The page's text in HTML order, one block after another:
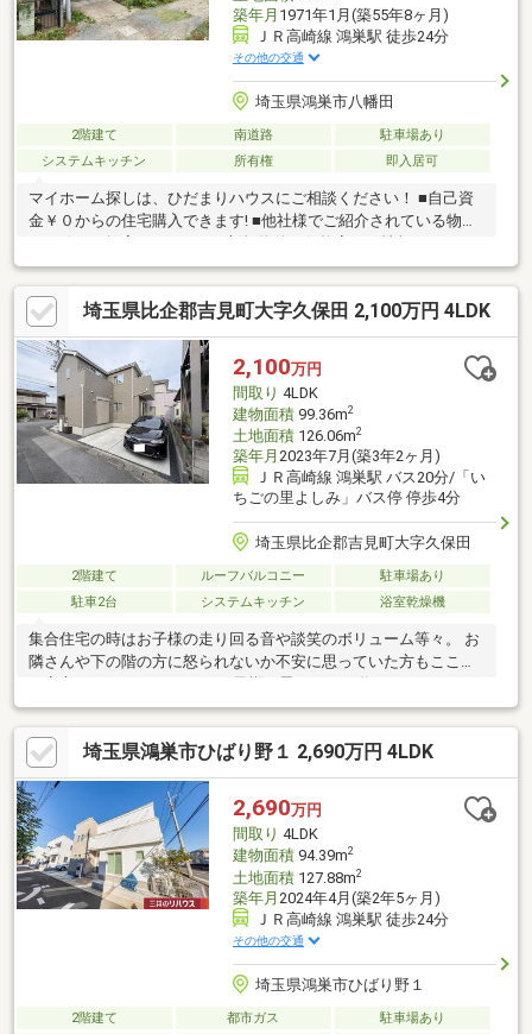
築年月 1971年1月(築55年8ヶ月)
ＪＲ高崎線 鴻巣駅 徒歩24分
その他の交通
埼玉県鴻巣市八幡田
2階建て 南道路
駐車場あり
システムキッチン
所有権 即入居可
マイホーム探しは、ひだまりハウスにご相談ください！ ■自己資
金￥０からの住宅購入できます! ■他社様でご紹介されている物件
スピーディーです。 ■インターネット非公開の物件もご紹介可能
です。 ■ご希望の方にはメールでのやりとりだけで大丈夫です。
■お忙しいときは現地待合せ＆現地解散できます。 ■平日のご見学
希望大歓迎です! ■住宅ローンアドバイザーが銀行手続きをお手伝
い致します。
埼玉県比企郡吉見町大字久保田 2,100万円 4LDK
2,100万円
間取り 4LDK
建物面積99.36m2
土地面積126.06m2
築年月 2023年7月(築3年2ヶ月)
ＪＲ高崎線 鴻巣駅 バス20分/「い
ちごの里よしみ」バス停 停歩4分
埼玉県比企郡吉見町大字久保田
2階建て ルーフバルコニー
駐車場あり
駐車2台
システムキッチン 浴室乾燥機
集合住宅の時はお子様の走り回る音や談笑のボリューム等々。 お
隣さんや下の階の方に怒られないか不安に思っていた方もここな
か？【弊社では以下の５つをお客様にお約束いたします】1.物件
の善し悪しは全て正直にお話しします。2.無理な売り込みや契約
の催促、突然の訪問等、しつこい営業は一切行いません。3.契約
したら終わりではなくお引き渡し後、お引越し後もお客様のパー
トナーであること。4.ウソやおとり広告は一切使いません。(デー
タ更新は迅速に行います。）5.お客様の個人情報は細心の注意を
払って取り扱いします。
埼玉県鴻巣市ひばり野１ 2,690万円 4LDK
2,690万円
間取り 4LDK
建物面積94.39m2
土地面積127.88m2
築年月 2024年4月(築2年5ヶ月)
ＪＲ高崎線 鴻巣駅 徒歩24分
その他の交通
埼玉県鴻巣市ひばり野１
2階建て 都市ガス
駐車場あり